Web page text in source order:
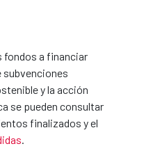
fondos a financiar
subvenciones
y la acción
se pueden consultar
finalizados y el
.